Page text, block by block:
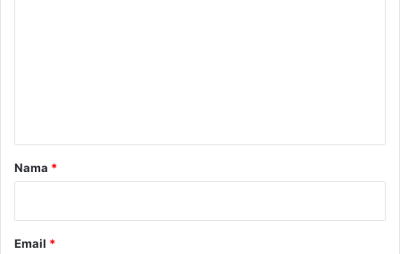
rNama *
Email *